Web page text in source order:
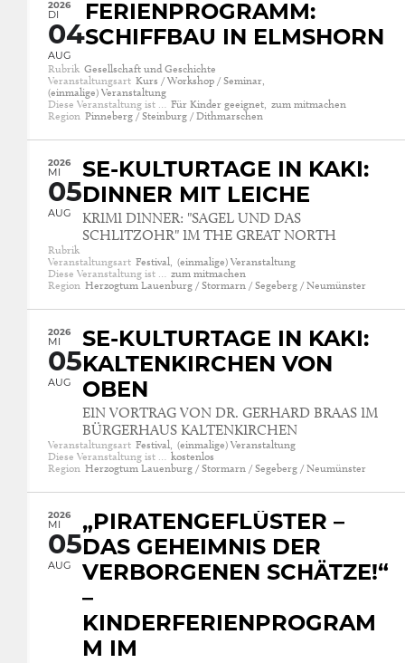
2026
DI
04
AUG
FERIENPROGRAMM:
SCHIFFBAU IN ELMSHORN
Rubrik Gesellschaft und Geschichte
Veranstaltungsart Kurs / Workshop / Seminar,
(einmalige) Veranstaltung
Diese Veranstaltung ist … Für Kinder geeignet, zum mitmachen
Region Pinneberg / Steinburg / Dithmarschen
2026
MI
05
AUG
SE-KULTURTAGE IN KAKI:
DINNER MIT LEICHE
KRIMI DINNER: "SAGEL UND DAS
SCHLITZOHR" IM THE GREAT NORTH
Rubrik
Veranstaltungsart Festival, (einmalige) Veranstaltung
Diese Veranstaltung ist … zum mitmachen
Region Herzogtum Lauenburg / Stormarn / Segeberg / Neumünster
2026
MI
05
AUG
SE-KULTURTAGE IN KAKI:
KALTENKIRCHEN VON
OBEN
EIN VORTRAG VON DR. GERHARD BRAAS IM
BÜRGERHAUS KALTENKIRCHEN
Veranstaltungsart Festival, (einmalige) Veranstaltung
Diese Veranstaltung ist … kostenlos
Region Herzogtum Lauenburg / Stormarn / Segeberg / Neumünster
2026
MI
05
AUG
„PIRATENGEFLÜSTER –
DAS GEHEIMNIS DER
VERBORGENEN SCHÄTZE!“
–
KINDERFERIENPROGRAM
M IM